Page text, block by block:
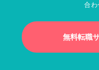
合わ
無料転職